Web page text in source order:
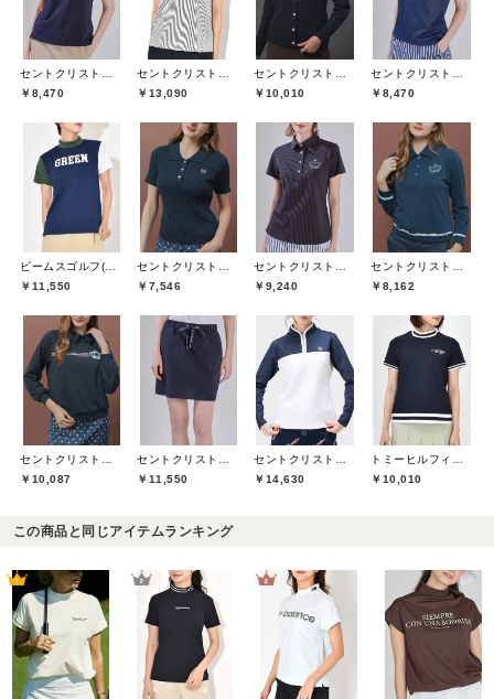
￥8,470
￥13,090
￥10,010
￥8,470
￥11,550
￥7,546
￥9,240
￥8,162
￥10,087
￥11,550
￥14,630
￥10,010
この商品と同じアイテムランキング